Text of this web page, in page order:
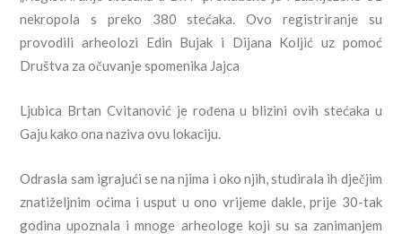
nekropola s preko 380 stećaka. Ovo registriranje su
provodili arheolozi Edin Bujak i Dijana Koljić uz pomoć
Društva za očuvanje spomenika Jajca
Ljubica Brtan Cvitanović je rođena u blizini ovih stećaka u
Gaju kako ona naziva ovu lokaciju.
Odrasla sam igrajući se na njima i oko njih, studirala ih dječjim
znatiželjnim oćima i usput u ono vrijeme dakle, prije 30-tak
godina upoznala i mnoge arheologe koji su sa zanimanjem